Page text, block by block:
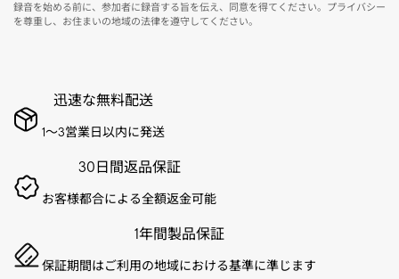
録音を始める前に、参加者に録音する旨を伝え、同意を得てください。プライバシー
を尊重し、お住まいの地域の法律を遵守してください。
迅速な無料配送
1～3営業日以内に発送
30日間返品保証
お客様都合による全額返金可能
1年間製品保証
保証期間はご利用の地域における基準に準じます